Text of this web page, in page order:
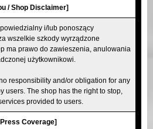
/ Shop Disclaimer]
i/lub ponoszący
wszelkie szkody wyrządzone
ma prawo do zawieszenia, anulowania
użytkownikowi.
responsibility and/or obligation for any
users. The shop has the right to stop,
provided to users.
Coverage]